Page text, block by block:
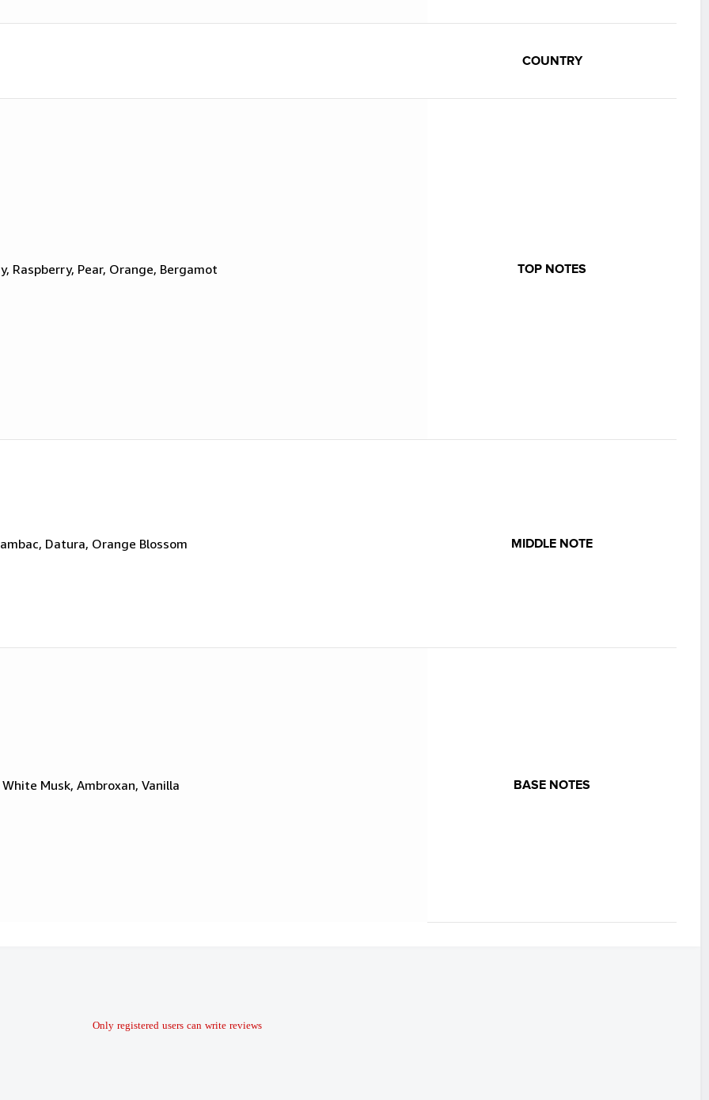
COUNTRY
TOP NOTES
Raspberry, Pear, Orange, Bergamot
MIDDLE NOTE
Datura, Orange Blossom
BASE NOTES
Musk, Ambroxan, Vanilla
Only registered users can write reviews